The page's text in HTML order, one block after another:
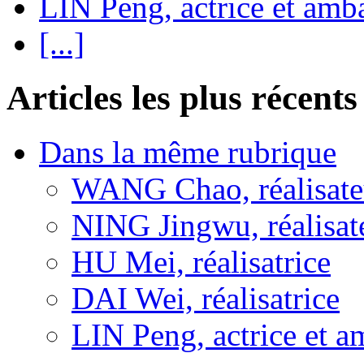
[...]
Articles les plus récents
Dans la même rubrique
WANG Chao,
NING Jingwu,
HU Mei, réalisatrice
DAI Wei, réalisatrice
LIN Peng, actrice et